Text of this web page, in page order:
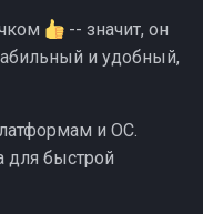
-- значит, он
и удобный,
и ОС.
для быстрой